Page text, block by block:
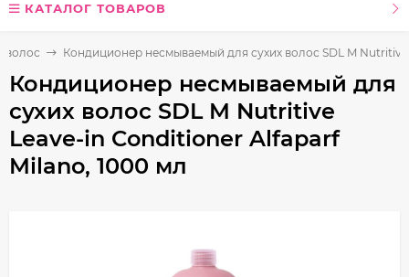
КАТАЛОГ ТОВАРОВ
волос Кондиционер несмываемый для сухих волос SDL M
Кондиционер несмываемый для
сухих волос SDL M Nutritive
Leave-in Conditioner Alfaparf
Milano, 1000 мл